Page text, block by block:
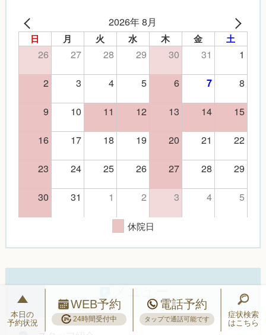
2026年 8月
日 月 火 水 木 金 土
26 27 28 29 30 31
1
2
3 4 5 6 7
8
9
10 11 12 13 14
15
16
17 18 19 20 21
22
23
24 25 26 27 28
29
30
31 1 2 3 4 5
休院日
メニュー
本日の
予約状況
WEB予約
24時間受付中
電話予約
タップで通話可能です
症状検索
はこちら